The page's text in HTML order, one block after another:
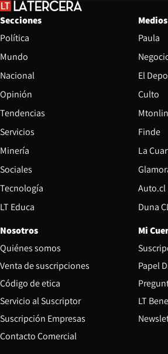
Secciones
Política
Mundo
Nacional
Opinión
Tendencias
Servicios
Minería
Sociales
Tecnología
LT Educa
Medios
Paula
El
Culto
Finde
La
Auto.cl
Duna
Nosotros
Quiénes somos
Venta de suscripciones
Código de etica Opens in new window
Servicio al Suscriptor
Suscripción Empresas
Contacto Comercial
Mi
Papel
LT